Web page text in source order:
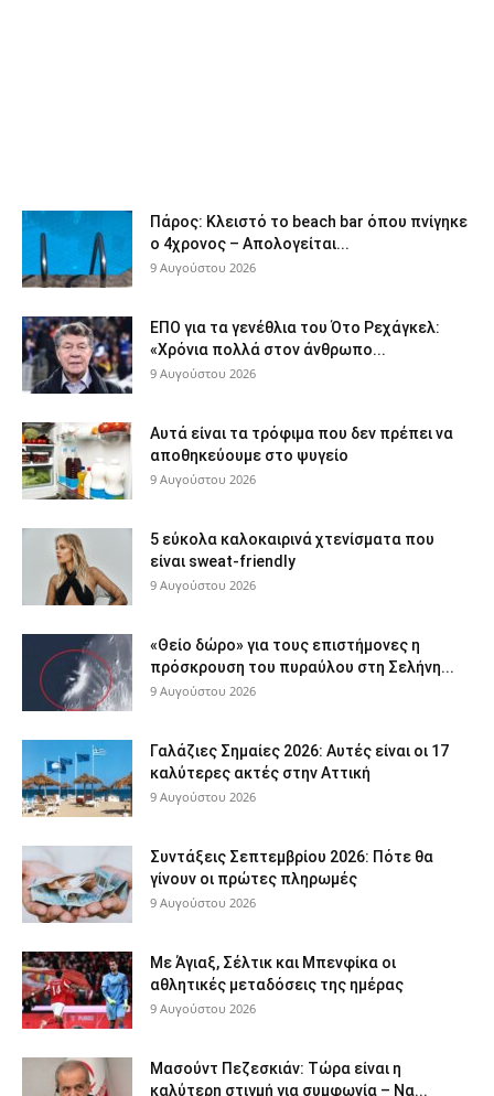
Πάρος: Κλειστό το beach bar όπου πνίγηκε
ο 4χρονος – Απολογείται...
9 Αυγούστου 2026
ΕΠΟ για τα γενέθλια του Ότο Ρεχάγκελ:
«Χρόνια πολλά στον άνθρωπο...
9 Αυγούστου 2026
Αυτά είναι τα τρόφιμα που δεν πρέπει να
αποθηκεύουμε στο ψυγείο
9 Αυγούστου 2026
5 εύκολα καλοκαιρινά χτενίσματα που
είναι sweat-friendly
9 Αυγούστου 2026
«Θείο δώρο» για τους επιστήμονες η
πρόσκρουση του πυραύλου στη Σελήνη...
9 Αυγούστου 2026
Γαλάζιες Σημαίες 2026: Αυτές είναι οι 17
καλύτερες ακτές στην Αττική
9 Αυγούστου 2026
Συντάξεις Σεπτεμβρίου 2026: Πότε θα
γίνουν οι πρώτες πληρωμές
9 Αυγούστου 2026
Με Άγιαξ, Σέλτικ και Μπενφίκα οι
αθλητικές μεταδόσεις της ημέρας
9 Αυγούστου 2026
Μασούντ Πεζεσκιάν: Τώρα είναι η
καλύτερη στιγμή για συμφωνία – Να...